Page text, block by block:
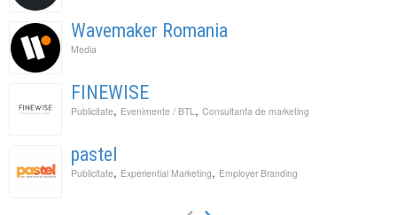
Wavemaker Romania
Media
FINEWISE
Publicitate, Evenimente / BTL, Consultanta de marketing
pastel
Publicitate, Experiential Marketing, Employer Branding